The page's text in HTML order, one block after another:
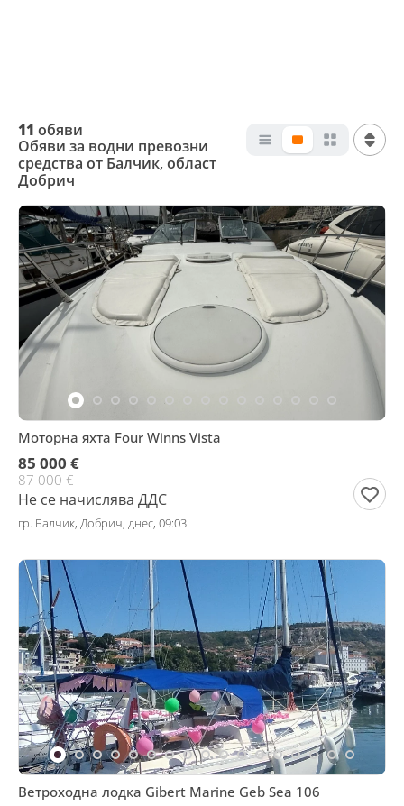
11 обяви
Обяви за водни превозни
средства от Балчик, област
Добрич
Моторна яхта Four Winns Vista
85 000 €
87 000 €
Не се начислява ДДС
гр. Балчик, Добрич, днес, 09:03
Ветроходна лодка Gibert Marine Geb Sea 106